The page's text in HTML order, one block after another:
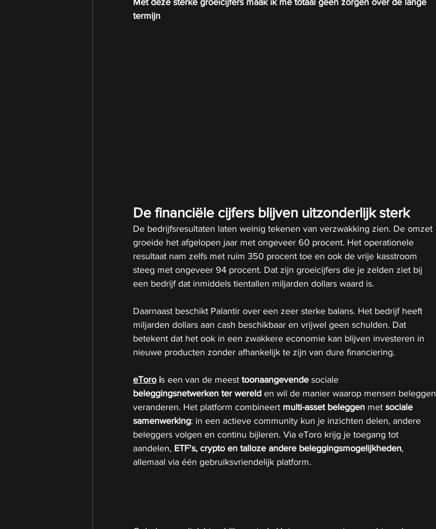
Met deze sterke groeicijfers maak ik me totaal geen zorgen over de lange
termijn
De financiële cijfers blijven uitzonderlijk sterk
De bedrijfsresultaten laten weinig tekenen van verzwakking zien. De omzet
groeide het afgelopen jaar met ongeveer 60 procent. Het operationele
resultaat nam zelfs met ruim 350 procent toe en ook de vrije kasstroom
steeg met ongeveer 94 procent. Dat zijn groeicijfers die je zelden ziet bij
een bedrijf dat inmiddels tientallen miljarden dollars waard is.
Daarnaast beschikt Palantir over een zeer sterke balans. Het bedrijf heeft
miljarden dollars aan cash beschikbaar en vrijwel geen schulden. Dat
betekent dat het ook in een zwakkere economie kan blijven investeren in
nieuwe producten zonder afhankelijk te zijn van dure financiering.
eToro is een van de meest toonaangevende sociale
beleggingsnetwerken ter wereld en wil de manier waarop mensen beleggen
veranderen. Het platform combineert multi-asset beleggen met sociale
samenwerking: in een actieve community kun je inzichten delen, andere
beleggers volgen en continu bijleren. Via eToro krijg je toegang tot
aandelen, ETF's, crypto en talloze andere beleggingsmogelijkheden,
allemaal via één gebruiksvriendelijk platform.